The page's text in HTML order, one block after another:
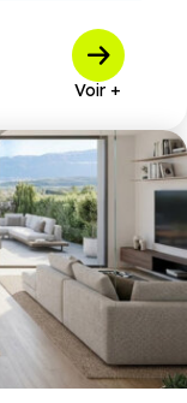
Voir +